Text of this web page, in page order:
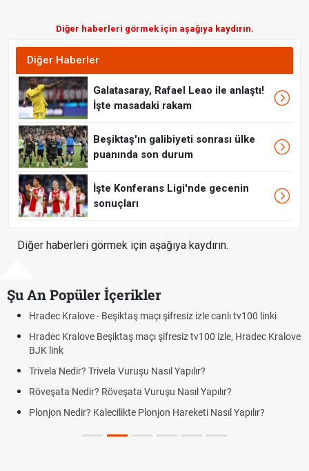
Diğer haberleri görmek için aşağıya kaydırın.
Diğer Haberler
Galatasaray, Rafael Leao ile anlaştı!
İşte masadaki rakam
Beşiktaş'ın galibiyeti sonrası ülke
puanında son durum
İşte Konferans Ligi'nde gecenin
sonuçları
Diğer haberleri görmek için aşağıya kaydırın.
Şu An Popüler İçerikler
Hradec Kralove - Beşiktaş maçı şifresiz izle canlı tv100 linki
Hradec Kralove Beşiktaş maçı şifresiz tv100 izle, Hradec Kralove
BJK link
Trivela Nedir? Trivela Vuruşu Nasıl Yapılır?
Röveşata Nedir? Röveşata Vuruşu Nasıl Yapılır?
Plonjon Nedir? Kalecilikte Plonjon Hareketi Nasıl Yapılır?